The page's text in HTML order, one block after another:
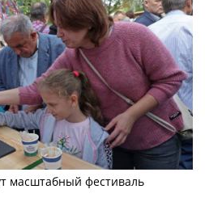
масштабный фестиваль